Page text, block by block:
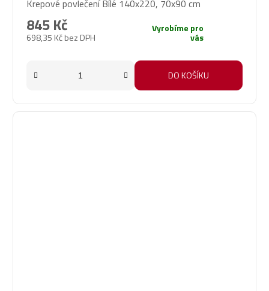
Krepové povlečení Bílé 140x220, 70x90 cm
698,35 Kč bez DPH
845 Kč Vyrobíme pro
vás
DO KOŠÍKU